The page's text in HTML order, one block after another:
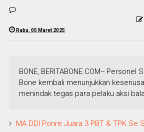
Rabu, 05 Maret 2025
BONE, BERITABONE.COM-- Personel
Bone kembali menunjukkan
menindak tegas para pelaku aksi
MA DDI Ponre Juara 3 PBT & TPK Se